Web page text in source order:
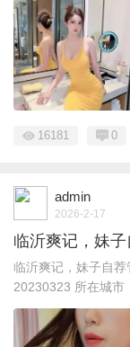
16181 0
admin
2026-2-17
临沂爽记，妹子
临沂爽记，妹子自
20230323 所在城市